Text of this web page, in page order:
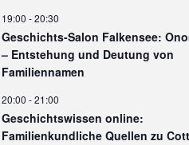
19:00 -20:30
Geschichts-Salon Falkensee:
– Entstehung und Deutung von
Familiennamen
20:00 -21:00
Geschichtswissen online:
Familienkundliche Quellen zu